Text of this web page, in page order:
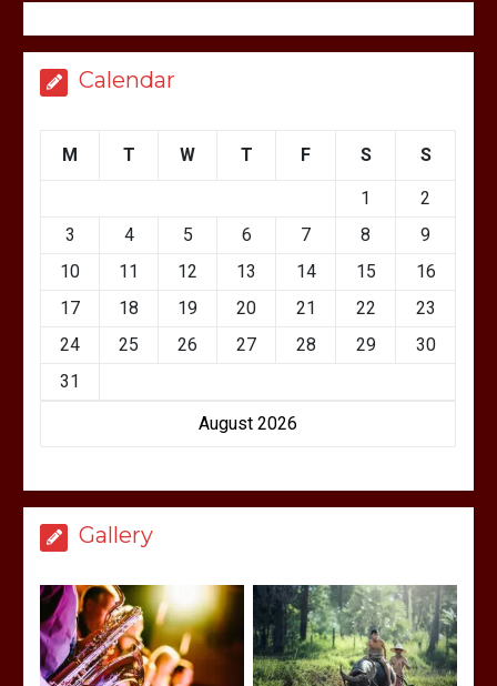
Calendar
August 2026
M T W T F S S
1
2
3
4 5 6 7 8
9
10
11 12 13 14 15
16
17
18 19 20 21 22
23
24
25 26 27 28 29
30
31
Gallery